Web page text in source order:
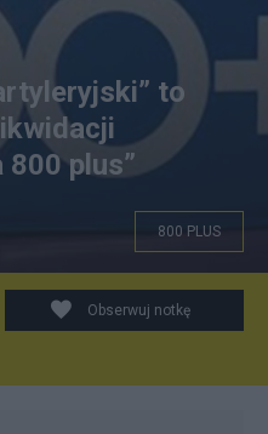
to
800 plus”
800 PLUS
Obserwuj notkę